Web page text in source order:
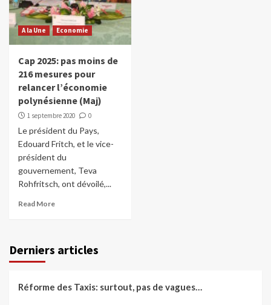
A la Une Economie
Cap 2025: pas moins de
216 mesures pour
relancer l’économie
polynésienne (Maj)
1 septembre 2020 0
Le président du Pays,
Edouard Fritch, et le vice-
président du
gouvernement, Teva
Rohfritsch, ont dévoilé,...
Read More
Derniers articles
Réforme des Taxis: surtout, pas de vagues…